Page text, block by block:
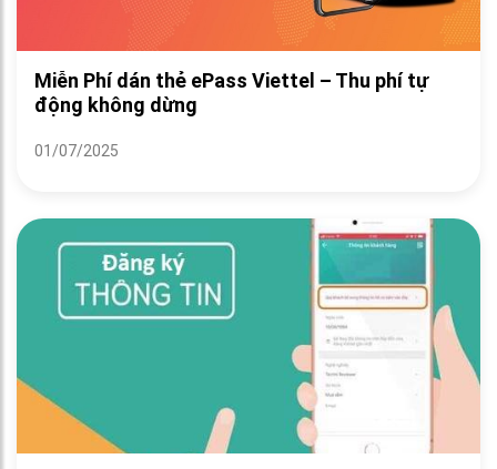
Miễn Phí dán thẻ ePass Viettel – Thu phí tự
động không dừng
01/07/2025